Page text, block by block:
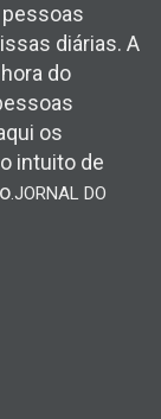
diárias. A
do
os
intuito de
.JORNAL DO